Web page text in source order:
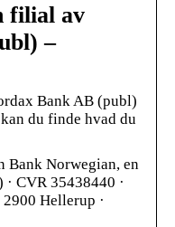
filial av
–
Bank AB (publ)
du finde hvad du
Bank Norwegian, en
CVR 35438440 ·
Hellerup ·